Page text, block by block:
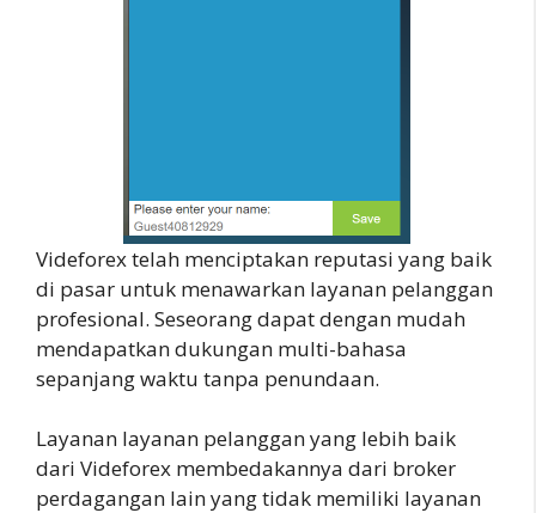
Videforex telah menciptakan reputasi yang baik
di pasar untuk menawarkan layanan pelanggan
profesional. Seseorang dapat dengan mudah
mendapatkan dukungan multi-bahasa
sepanjang waktu tanpa penundaan.
Layanan layanan pelanggan yang lebih baik
dari Videforex membedakannya dari broker
perdagangan lain yang tidak memiliki layanan